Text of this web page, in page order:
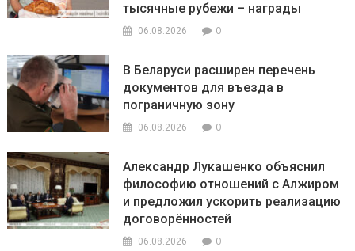
тысячные рубежи – награды
06.08.2026 0
В Беларуси расширен перечень
документов для въезда в
пограничную зону
06.08.2026 0
Александр Лукашенко объяснил
философию отношений с Алжиром
и предложил ускорить реализацию
договорённостей
06.08.2026 0